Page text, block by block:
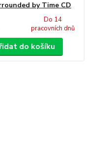
by Time CD
Do 14
pracovních dnů
do košíku